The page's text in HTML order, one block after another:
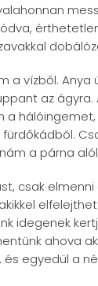
a vízből.
az
a
a párna
csak
idegenek
ahova
és egyedül a